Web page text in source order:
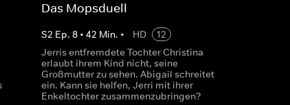
Das Mopsduell
S2 Ep. 8• 42 Min. • HD
12
Jerris entfremdete Tochter Christina
erlaubt ihrem Kind nicht, seine
Großmutter zu sehen. Abigail schreitet
ein. Kann sie helfen, Jerri mit ihrer
Enkeltochter zusammenzubringen?